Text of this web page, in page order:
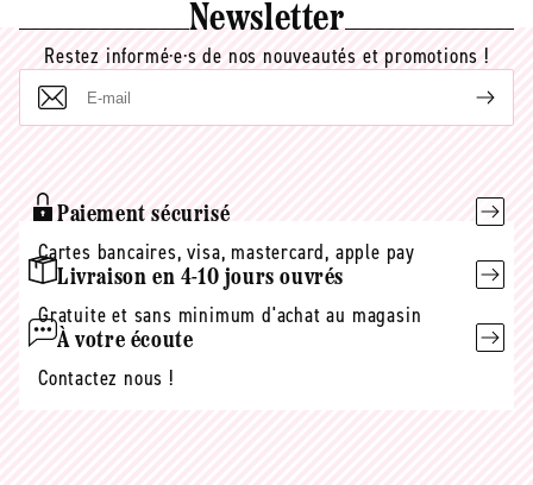
Newsletter
Restez informé·e·s de nos nouveautés et promotions !
E-
Paiement sécurisé
Cartes bancaires, visa, mastercard, apple pay
Livraison en 4-10 jours ouvrés
Gratuite et sans minimum d'achat au magasin
À votre écoute
Contactez nous !